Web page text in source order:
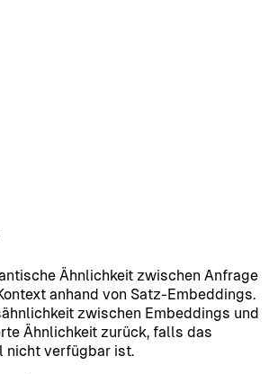
Ähnlichkeit zwischen Anfrage
anhand von Satz-Embeddings.
zwischen Embeddings und
Ähnlichkeit zurück, falls das
nicht verfügbar ist.